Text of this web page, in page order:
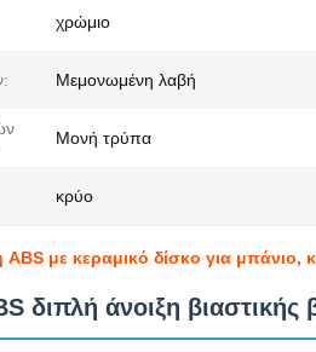
χρώμιο
Μεμονωμένη λαβή
Μονή τρύπα
κρύο
με κεραμικό δίσκο για μπάνιο,
διπλή άνοιξη